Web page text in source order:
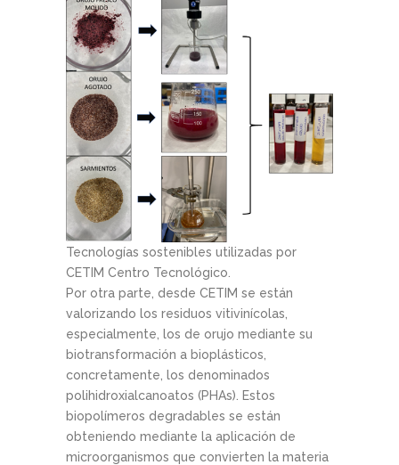
Tecnologías sostenibles utilizadas por
CETIM Centro Tecnológico.
Por otra parte, desde CETIM se están
valorizando los residuos vitivinícolas,
especialmente, los de orujo mediante su
biotransformación a bioplásticos,
concretamente, los denominados
polihidroxialcanoatos (PHAs). Estos
biopolímeros degradables se están
obteniendo mediante la aplicación de
microorganismos que convierten la materia